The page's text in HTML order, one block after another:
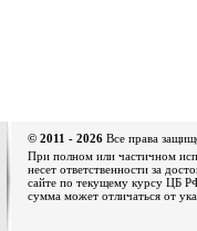
© 2011 - 2026 Все права
При полном или частичном
несет ответственности за
сайте по текущему курсу ЦБ
сумма может отличаться от